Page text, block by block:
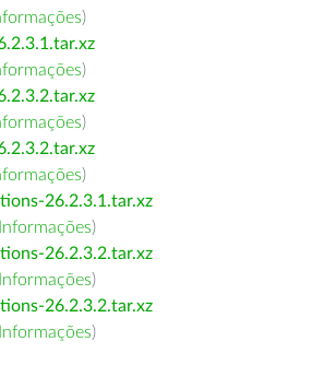
)
)
)
)
26.2.3.1.tar.xz
Informações)
26.2.3.2.tar.xz
Informações)
26.2.3.2.tar.xz
Informações)